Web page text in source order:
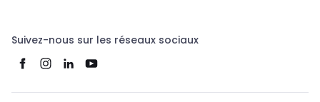
Suivez-nous sur les réseaux sociaux